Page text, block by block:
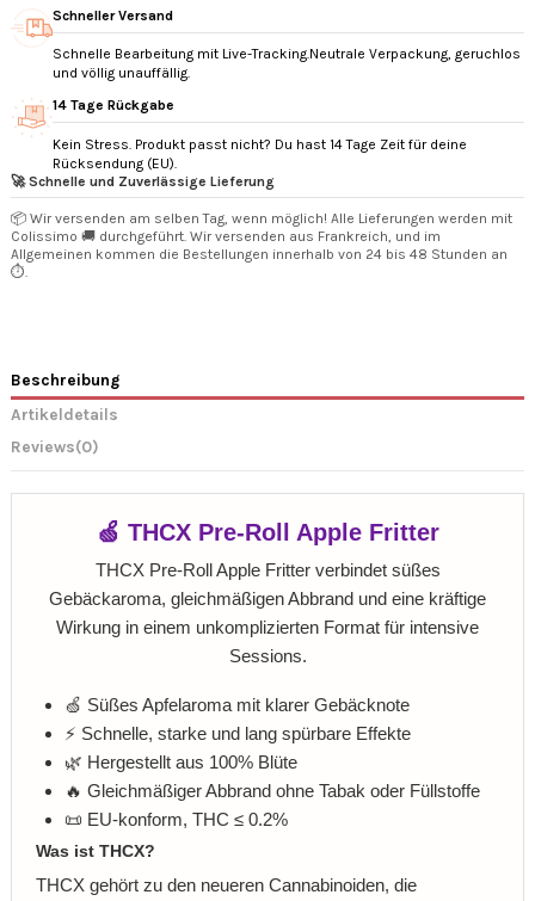
Schneller Versand
Schnelle Bearbeitung mit Live-Tracking.Neutrale Verpackung, geruchlos
und völlig unauffällig.
14 Tage Rückgabe
Kein Stress. Produkt passt nicht? Du hast 14 Tage Zeit für deine
Rücksendung (EU).
🚀 Schnelle und Zuverlässige Lieferung
📦 Wir versenden am selben Tag, wenn möglich! Alle Lieferungen werden mit
Colissimo 🚚 durchgeführt. Wir versenden aus Frankreich, und im
Allgemeinen kommen die Bestellungen innerhalb von 24 bis 48 Stunden an
⏱️.
Beschreibung
Artikeldetails
Reviews(0)
🍏 THCX Pre-Roll Apple Fritter
THCX Pre-Roll Apple Fritter verbindet süßes
Gebäckaroma, gleichmäßigen Abbrand und eine kräftige
Wirkung in einem unkomplizierten Format für intensive
Sessions.
🍏 Süßes Apfelaroma mit klarer Gebäcknote
⚡ Schnelle, starke und lang spürbare Effekte
🌿 Hergestellt aus 100% Blüte
🔥 Gleichmäßiger Abbrand ohne Tabak oder Füllstoffe
📜 EU-konform, THC ≤ 0.2%
Was ist THCX?
THCX gehört zu den neueren Cannabinoiden, die